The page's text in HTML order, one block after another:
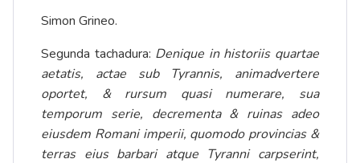
Simon Grineo.
Segunda tachadura: Denique in historiis quartae
aetatis, actae sub Tyrannis, animadvertere
oportet, & rursum quasi numerare, sua
temporum serie, decrementa & ruinas adeo
eiusdem Romani imperii, quomodo provincias &
terras eius barbari atque Tyranni carpserint,